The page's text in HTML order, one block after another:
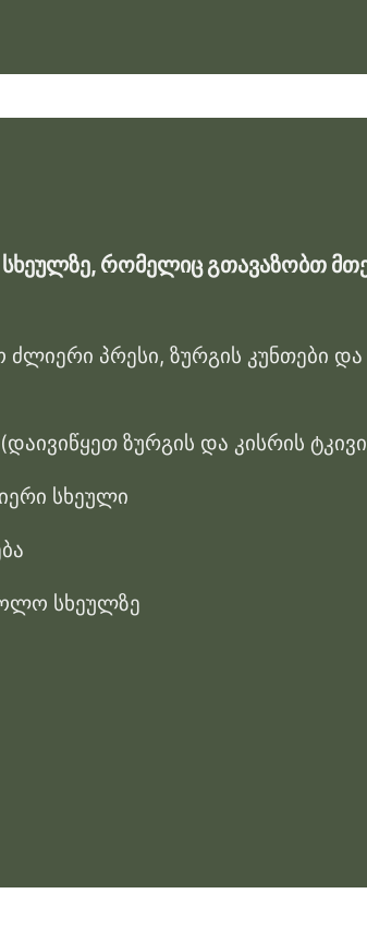
სხეულზე, რომელიც გთავაზობთ
პრესი, ზურგის კუნთები
ზურგის და კისრის
სხეული
სხეულზე